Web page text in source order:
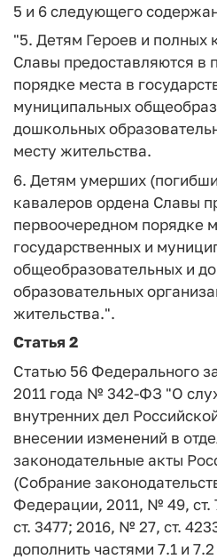
5 и 6 следующего
"5. Детям Героев и полных
Славы предоставляются в
порядке места в
муниципальных
дошкольных
месту жительства.
6. Детям умерших
кавалеров ордена Славы
первоочередном порядке
государственных и
общеобразовательных и
образовательных
жительства.".
Статья 2
Статью 56 Федерального
2011 года № 342-ФЗ "О
внутренних дел
внесении изменений в
законодательные акты
(Собрание
Федерации, 2011, № 49,
ст. 3477; 2016, № 27, ст.
дополнить частями 7.1 и